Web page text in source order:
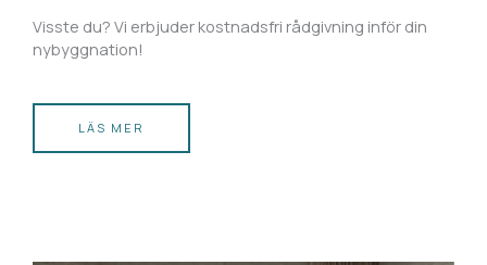
Visste du? Vi erbjuder kostnadsfri rådgivning inför din
nybyggnation!
LÄS MER